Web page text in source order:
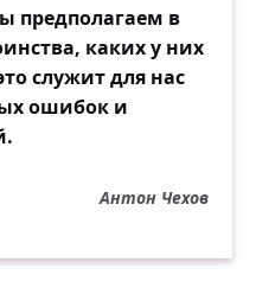
предполагаем в
каких у них
служит для нас
ошибок и
Антон Чехов